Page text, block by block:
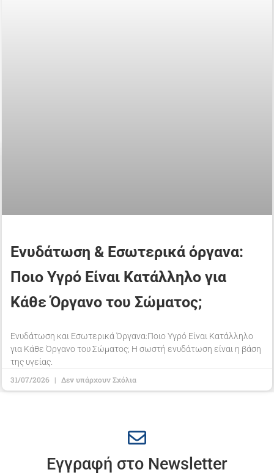
Ενυδάτωση & Εσωτερικά όργανα:
Ποιο Υγρό Είναι Κατάλληλο για
Κάθε Όργανο του Σώματος;
Ενυδάτωση και Εσωτερικά Όργανα:Ποιο Υγρό Είναι Κατάλληλο
για Κάθε Όργανο του Σώματος; Η σωστή ενυδάτωση είναι η βάση
της υγείας.
31/07/2026
Δεν υπάρχουν Σχόλια
Εγγραφή στο Newsletter